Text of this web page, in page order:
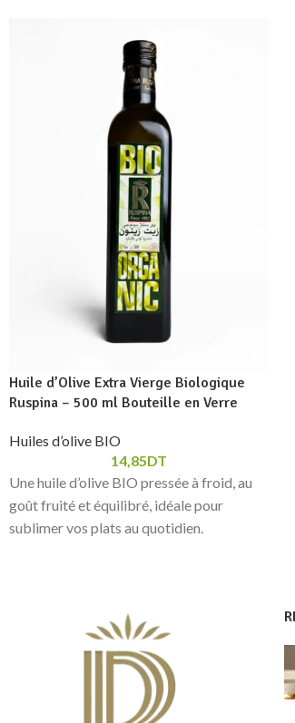
Huile d’Olive Extra Vierge Biologique
Ruspina – 500 ml Bouteille en Verre
Huiles d’olive BIO
14,85DT
Une huile d’olive BIO pressée à froid, au
goût fruité et équilibré, idéale pour
sublimer vos plats au quotidien.